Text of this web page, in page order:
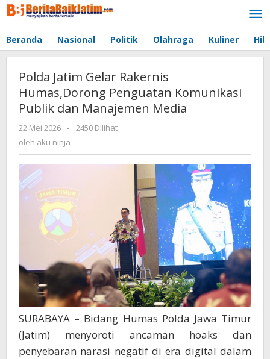
Lewati
ke
Beranda Nasional Politik Olahraga Kuliner
Polda Jatim Gelar Rakernis
Humas,Dorong Penguatan Komunikasi
Publik dan Manajemen Media
22 Mei 2026
oleh
aku
-
2450 Dilihat
oleh aku ninja
SURABAYA – Bidang Humas Polda Jawa Timur
(Jatim) menyoroti ancaman hoaks dan
penyebaran narasi negatif di era digital dalam